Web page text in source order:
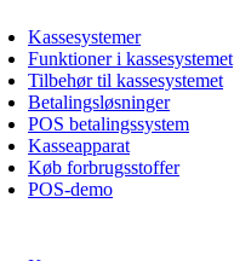
Kassesystemer
Funktioner i kassesystemet
Tilbehør til kassesystemet
Betalingsløsninger
POS betalingssystem
Kasseapparat
Køb forbrugsstoffer
POS-demo